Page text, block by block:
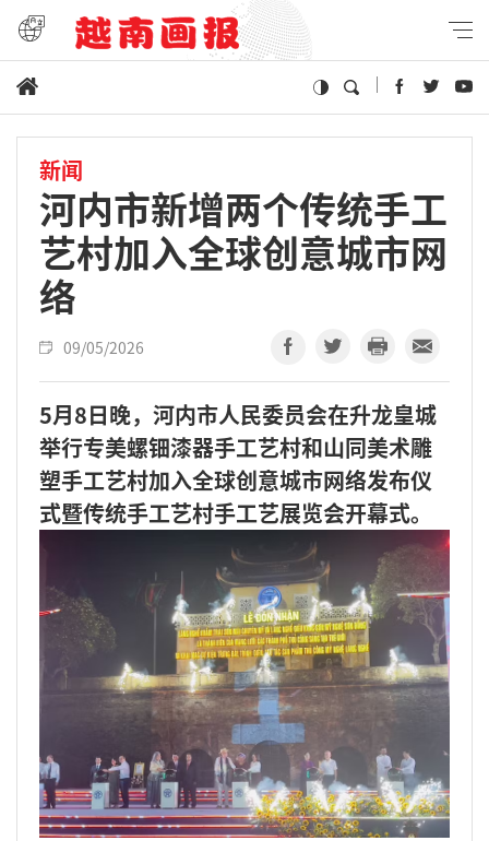
新闻
河内市新增两个传统手工
艺村加入全球创意城市网
络
09/05/2026
5月8日晚，河内市人民委员会在升龙皇城
举行专美螺钿漆器手工艺村和山同美术雕
塑手工艺村加入全球创意城市网络发布仪
式暨传统手工艺村手工艺展览会开幕式。